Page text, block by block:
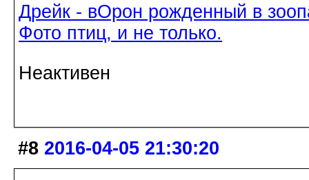
Дрейк - вОрон рожденный в
Фото птиц, и не только.
Неактивен
#8 2016-04-05 21:30:20